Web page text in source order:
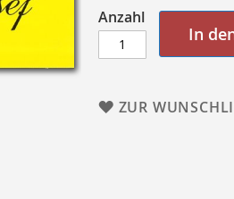
Anzahl
In
ZUR